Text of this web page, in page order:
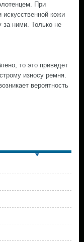
При
кожи
ними. Только не
то это приведет
износу ремня.
вероятность